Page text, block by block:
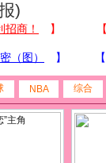
)
NBA 综合